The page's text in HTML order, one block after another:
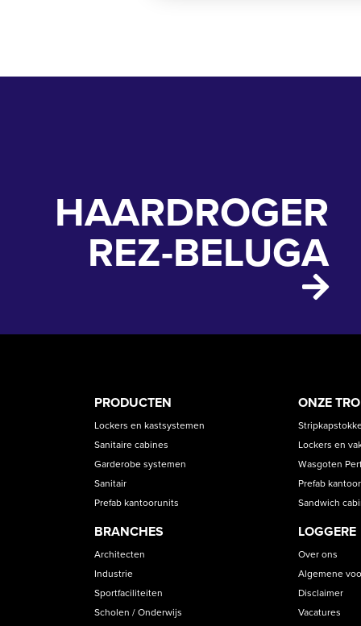
HAARDROGER
REZ-BELUGA
PRODUCT
CATEGORIES
PRODUCTEN
Lockers en kastsystemen
Sanitaire cabines
Garderobe systemen
Sanitair
Prefab kantoorunits
BRANCHES
Architecten
Industrie
Sportfaciliteiten
Scholen / Onderwijs
ONZE
Lockers en
Wasgoten
Prefab
Sandwich
LOGGERE
Over ons
Algemene
Disclaimer
Vacatures